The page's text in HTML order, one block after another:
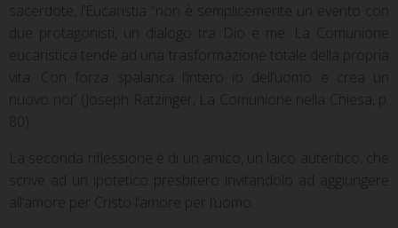
sacerdote, l’Eucaristia “non è semplicemente un evento con
due protagonisti, un dialogo tra Dio e me. La Comunione
eucaristica tende ad una trasformazione totale della propria
vita. Con forza spalanca l’intero io dell’uomo e crea un
nuovo noi” (Joseph Ratzinger, La Comunione nella Chiesa, p.
La seconda riflessione è di un amico, un laico autentico, che
scrive ad un ipotetico presbitero invitandolo ad aggiungere
all’amore per Cristo l’amore per l’uomo.